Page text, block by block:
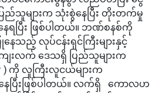
ြည်သူများက သုံးစွဲနေပြီး တိုးတက်မှု
ေရပြီး ဖြစ်ပါတယ်။ ဘဏ်စနစ်ကို
ေသည့် လုပ်ငန်းရှင်ကြီးများနှင့်
းလက် ဒေသရှိ ပြည်သူများက
) ကို လူကြီးလူငယ်များက
ေပြီးဖြစ်ပါတယ်။ လက်ရှိ ကောလဟ